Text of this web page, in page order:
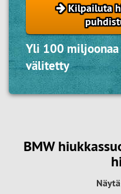
Kilpailuta
Yli 100
välitetty
BMW
Näytä